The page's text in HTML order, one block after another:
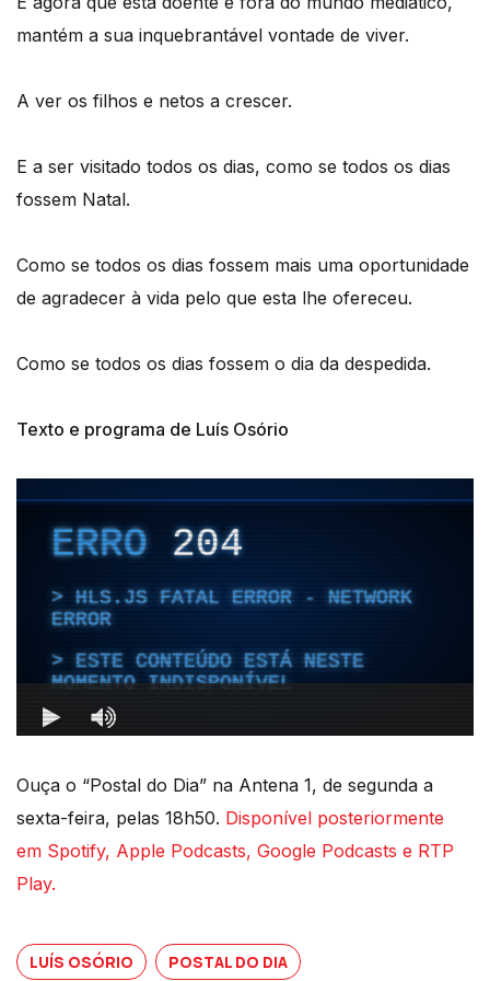
mantém a sua inquebrantável vontade de viver.
A ver os filhos e netos a crescer.
E a ser visitado todos os dias, como se todos os dias
fossem Natal.
Como se todos os dias fossem mais uma oportunidade
de agradecer à vida pelo que esta lhe ofereceu.
Como se todos os dias fossem o dia da despedida.
Texto e programa de Luís Osório
Ouça o “Postal do Dia” na Antena 1, de segunda a
sexta-feira, pelas 18h50. Disponível posteriormente
em Spotify, Apple Podcasts, Google Podcasts e RTP
Play.
LUÍS OSÓRIO POSTAL DO DIA